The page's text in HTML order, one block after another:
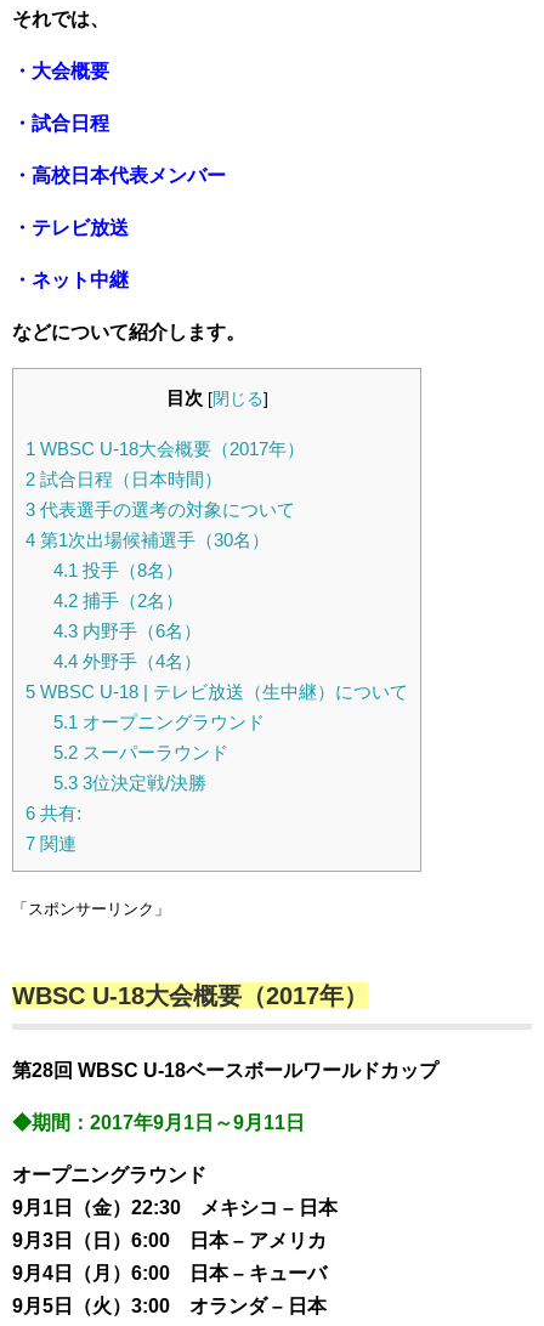
それでは、
・大会概要
・試合日程
・高校日本代表メンバー
・テレビ放送
・ネット中継
などについて紹介します。
目次 [閉じる]
1 WBSC U-18大会概要（2017年）
2 試合日程（日本時間）
3 代表選手の選考の対象について
4 第1次出場候補選手（30名）
4.1 投手（8名）
4.2捕手（2名）
4.3内野手（6名）
4.4外野手（4名）
5 WBSC U-18 | テレビ放送（生中継）について
5.1 オープニングラウンド
5.2スーパーラウンド
5.33位決定戦/決勝
6 共有:
7 関連
「スポンサーリンク」
WBSC U-18大会概要（2017年）
第28回 WBSC U-18ベースボールワールドカップ
◆期間：2017年9月1日～9月11日
オープニングラウンド
9月1日（金）22:30 メキシコ – 日本
9月3日（日）6:00 日本 – アメリカ
9月4日（月）6:00 日本 – キューバ
9月5日（火）3:00 オランダ – 日本